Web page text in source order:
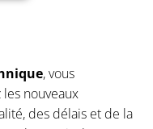
, vous
nouveaux
des délais et de la